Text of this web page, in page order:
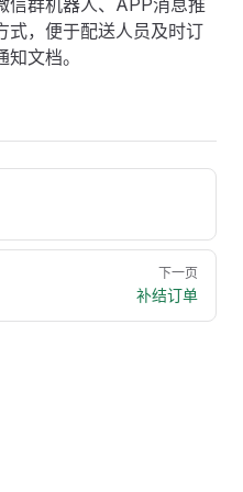
式，便于配送人员及时订
文档。
下一页
补结订单